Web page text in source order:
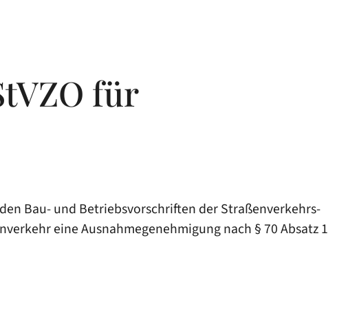
für
Bau- und Betriebsvorschriften der Straßenverkehrs-
eine Ausnahmegenehmigung nach § 70 Absatz 1